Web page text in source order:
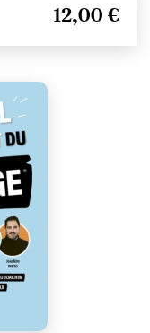
12,00 €